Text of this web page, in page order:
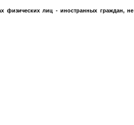
физических лиц - иностранных граждан, не